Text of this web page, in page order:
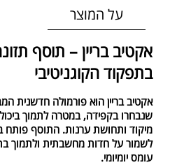
על המוצר
אקטיב בריין – תוסף
בתפקוד הקוגניטיבי
אקטיב בריין הוא פורמולה חדשנית
שנבחרו בקפידה, במטרה לתמוך ביכולות
מיקוד ותחושת ערנות. התוסף פותח
לשמור על חדות מחשבתית ולתמוך
עומס יומיומי.